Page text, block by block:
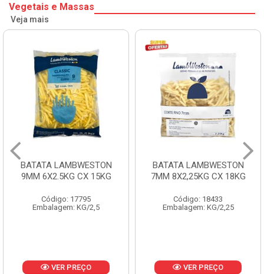
Vegetais e Massas
Veja mais
BATATA LAMBWESTON
9MM 6X2.5KG CX 15KG
Código: 17795
Embalagem: KG/2,5
VER PREÇO
BATATA LAMBWESTON
7MM 8X2,25KG CX 18KG
Código: 18433
Embalagem: KG/2,25
VER PREÇO